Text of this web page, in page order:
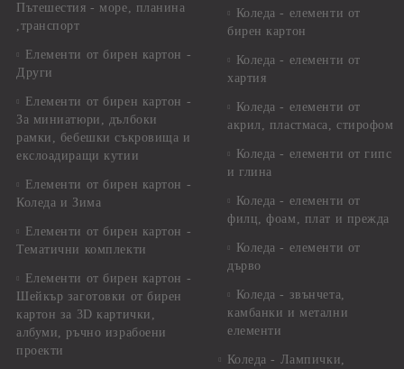
Пътешестия - море, планина
,транспорт
Елементи от бирен картон -
Други
Елементи от бирен картон -
За миниатюри, дълбоки
рамки, бебешки съкровища и
екслоадиращи кутии
Елементи от бирен картон -
Коледа и Зима
Елементи от бирен картон -
Тематични комплекти
Елементи от бирен картон -
Шейкър заготовки от бирен
картон за 3D картички,
албуми, ръчно израбоени
проекти
Коледа - елементи от
бирен картон
Коледа - елементи от
хартия
Коледа - елементи от
акрил, пластмаса, стирофом
Коледа - елементи от гипс
и глина
Коледа - елементи от
филц, фоам, плат и прежда
Коледа - елементи от
дърво
Коледа - звънчета,
камбанки и метални
елементи
Коледа - Лампички,